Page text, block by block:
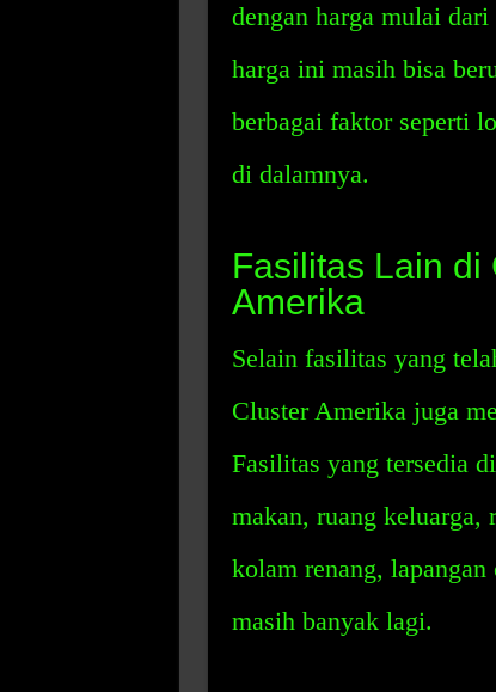
dengan harga mulai
harga ini masih bisa
berbagai faktor seperti
di dalamnya.
Fasilitas Lain di
Amerika
Selain fasilitas yang
Cluster Amerika juga
Fasilitas yang tersedia
makan, ruang keluarga,
kolam renang,
masih banyak lagi.